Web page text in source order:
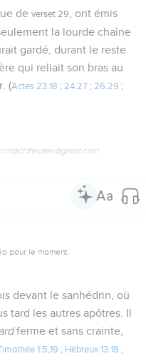
de verset 29
, ont émis
la lourde chaîne
gardé, durant le reste
qui reliait son bras au
(Actes 23.18 ; 24.27 ; 26.29 ;
theotex@gmail.com
pour le moment.
devant le sanhédrin, où
tard les autres apôtres. Il
ferme et sans crainte,
1.5 19 ; Hébreux 13.18 ;